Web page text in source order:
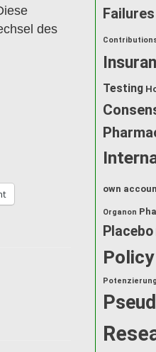
des
Testing
own
Organon
Placebo
Potenzierung